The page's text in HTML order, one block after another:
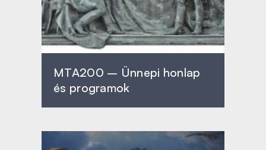
MTA200 – Ünnepi honlap
és programok